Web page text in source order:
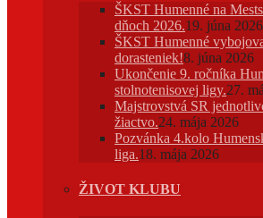
ŠKST Humenné na
dňoch 2026.19. júna 2026
ŠKST Humenné
dorasteniek!8. júna 2026
Ukončenie 9. ročníka
stolnotenisovej ligy.27.
Majstrovstvá SR
žiactvo.24. mája 2026
Pozvánka 4.kolo
liga.18. mája 2026
ŽIVOT KLUBU